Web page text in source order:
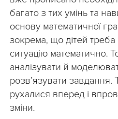
багато з тих умінь та
основу математичної
зокрема, що дітей
ситуацію математично.
аналізувати й
розв’язувати завдання.
рухалися вперед і
зміни.